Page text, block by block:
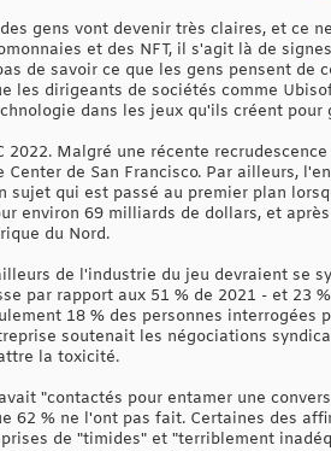
gens vont devenir très claires, et ce
et des NFT, il s'agit là de
de savoir ce que les gens pensent de
les dirigeants de sociétés comme
dans les jeux qu'ils créent pour
Malgré une récente
de San Francisco. Par ailleurs,
qui est passé au premier plan
environ 69 milliards de dollars, et
du Nord.
de l'industrie du jeu devraient se
par rapport aux 51 % de 2021 - et 23
18 % des personnes interrogées
soutenait les négociations
la toxicité.
"contactés pour entamer une
% ne l'ont pas fait. Certaines des
de "timides" et "terriblement